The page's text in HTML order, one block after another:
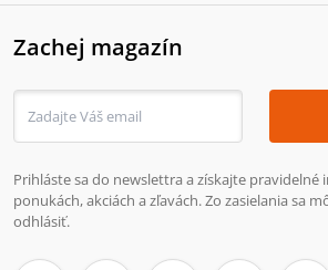
Zachej magazín
Prihláste sa do newslettra a získajte pravidelné
ponukách, akciách a zľavách. Zo zasielania sa
odhlásiť.